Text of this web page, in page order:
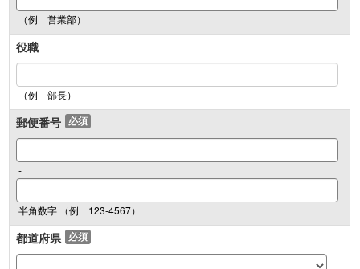
（例 営業部）
役職
（例 部長）
郵便番号 必須
-
半角数字 （例 123-4567）
都道府県 必須